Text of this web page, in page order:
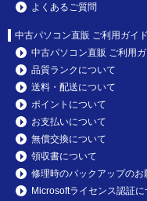
よくあるご質問
中古パソコン直販 ご利用ガイド
中古パソコン直販 ご利用
品質ランクについて
送料・配送について
ポイントについて
お支払いについて
無償交換について
領収書について
修理時のバックアップのお
Microsoftライセンス認証に